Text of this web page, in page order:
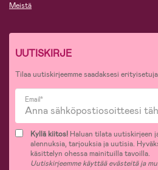
Meistä
UUTISKIRJE
Tilaa uutiskirjeemme saadaksesi
Email*
Kyllä kiitos! Haluan tilata uutiskirjeen
alennuksia, tarjouksia ja uutisia.
käsittelyn ohessa mainituilla tavoilla.
Uutiskirjeemme käyttää evästeitä ja